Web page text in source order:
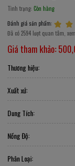
Tình trạng: Còn hàng
Đánh giá sản phẩm:
Đã có 2594 lượt quan tâm,
Giá tham khảo:
Thương hiệu:
Xuất xứ:
Dung Tích:
Nồng Độ:
Phân Loại: